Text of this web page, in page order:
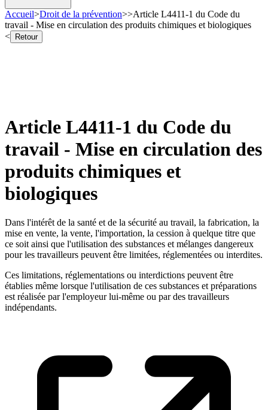
Accueil>Droit de la prévention>>Article L4411-1 du Code du
travail - Mise en circulation des produits chimiques et biologiques
<
Retour
Article L4411-1 du Code du
travail - Mise en circulation des
produits chimiques et
biologiques
Dans l'intérêt de la santé et de la sécurité au travail, la fabrication, la
mise en vente, la vente, l'importation, la cession à quelque titre que
ce soit ainsi que l'utilisation des substances et mélanges dangereux
pour les travailleurs peuvent être limitées, réglementées ou interdites.
Ces limitations, réglementations ou interdictions peuvent être
établies même lorsque l'utilisation de ces substances et préparations
est réalisée par l'employeur lui-même ou par des travailleurs
indépendants.